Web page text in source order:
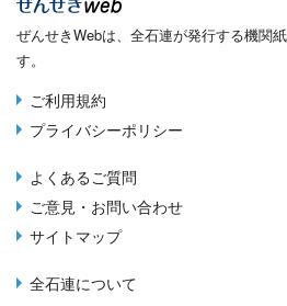
ぜんせきWebは、全石連が発行する機関
す。
Terms
menu
ご利用規約
プライバシーポリシー
Footer
menu
よくあるご質問
ご意見・お問い合わせ
サイトマップ
全石連について